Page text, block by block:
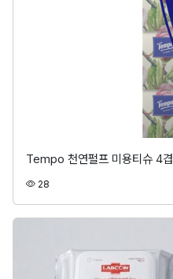
Tempo 천연펄프 미용티슈 4겹
28